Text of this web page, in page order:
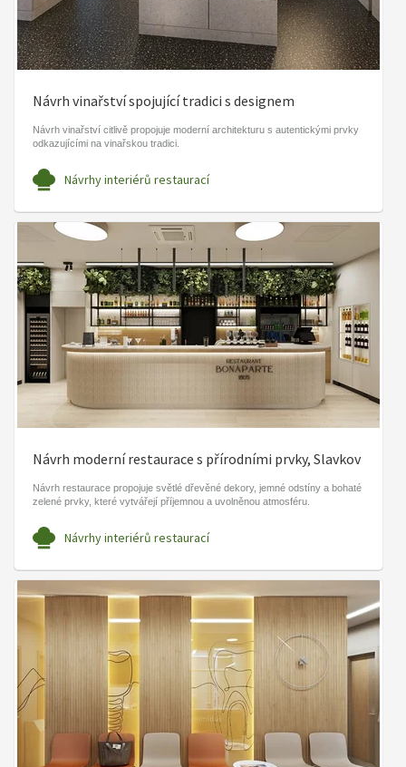
Návrh vinařství spojující tradici s designem
Návrh vinařství citlivě propojuje moderní architekturu s autentickými prvky
odkazujícími na vinařskou tradici.
Návrhy interiérů restaurací
Návrh moderní restaurace s přírodními prvky, Slavkov
Návrh restaurace propojuje světlé dřevěné dekory, jemné odstíny a bohaté
zelené prvky, které vytvářejí příjemnou a uvolněnou atmosféru.
Návrhy interiérů restaurací